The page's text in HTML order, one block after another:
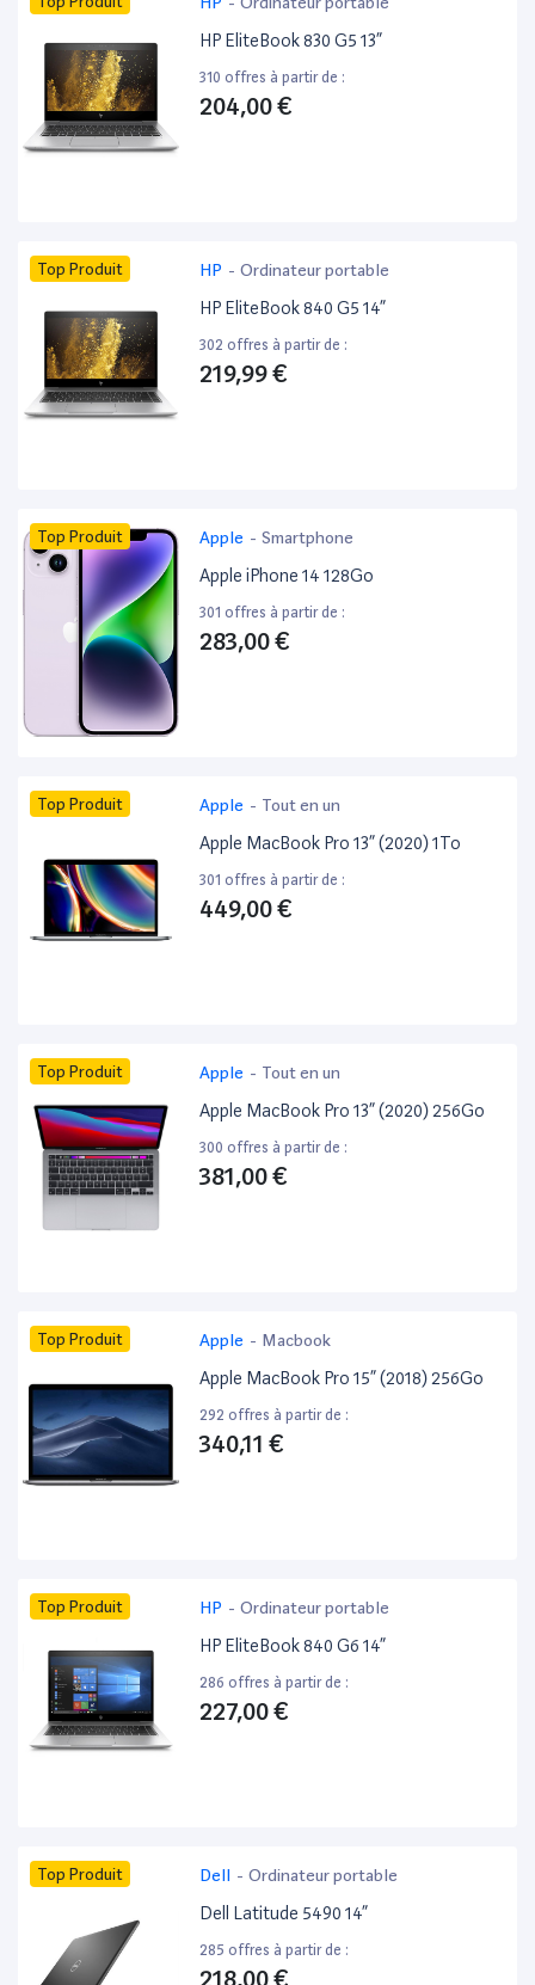
HP EliteBook 830 G5 13”
310 offres à partir de :
204,00 €
Top Produit HP - Ordinateur portable
HP EliteBook 840 G5 14”
302 offres à partir de :
219,99 €
Top Produit Apple - Smartphone
Apple iPhone 14 128Go
301 offres à partir de :
283,00 €
Top Produit Apple - Tout en un
Apple MacBook Pro 13” (2020) 1To
301 offres à partir de :
449,00 €
Top Produit Apple - Tout en un
Apple MacBook Pro 13” (2020) 256Go
300 offres à partir de :
381,00 €
Top Produit Apple - Macbook
Apple MacBook Pro 15” (2018) 256Go
292 offres à partir de :
340,11 €
Top Produit HP - Ordinateur portable
HP EliteBook 840 G6 14”
286 offres à partir de :
227,00 €
Top Produit Dell - Ordinateur portable
Dell Latitude 5490 14”
285 offres à partir de :
218,00 €